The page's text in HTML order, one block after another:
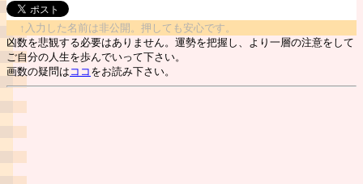
↑入力した名前は非公開。押しても安心です。
凶数を悲観する必要はありません。運勢を把握し、より一層の注意をして
ご自分の人生を歩んでいって下さい。
画数の疑問は ココ をお読み下さい。